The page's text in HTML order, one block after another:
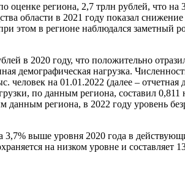
оценке региона, 2,7 трлн рублей, что
области в 2021 году показал снижение
этом в регионе наблюдался заметный
в 2020 году, что положительно
демографическая нагрузка.
человек на 01.01.2022 (далее –
по данным региона, составил 0,811
региона, в 2022 году уровень
выше уровня 2020 года в
на низком уровне и составляет